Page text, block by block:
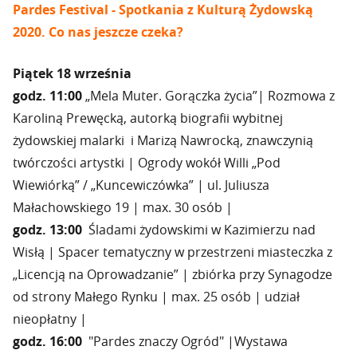
Pardes Festival - Spotkania z Kulturą Żydowską
2020. Co nas jeszcze czeka?
Piątek 18 września
godz. 11:00„Mela Muter. Gorączka życia”| Rozmowa z
Karoliną Prewęcką, autorką biografii wybitnej
żydowskiej malarki i Marizą Nawrocką, znawczynią
twórczości artystki | Ogrody wokół Willi „Pod
Wiewiórką” / „Kuncewiczówka” | ul. Juliusza
Małachowskiego 19 | max. 30 osób |
godz. 13:00 Śladami żydowskimi w Kazimierzu nad
Wisłą | Spacer tematyczny w przestrzeni miasteczka z
„Licencją na Oprowadzanie” | zbiórka przy Synagodze
od strony Małego Rynku | max. 25 osób | udział
nieopłatny |
godz. 16:00 "Pardes znaczy Ogród" |Wystawa